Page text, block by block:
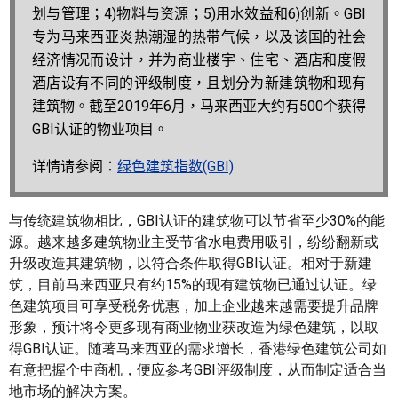
划与管理； 4)物料与资源； 5)用水效益和6)创新。 GBI
专为马来西亚炎热潮湿的热带气候，以及该国的社会
经济情况而设计，并为商业楼宇、住宅、酒店和度假
酒店设有不同的评级制度，且划分为新建筑物和现有
建筑物。截至2019年6月，马来西亚大约有500个获得
GBI认证的物业项目。
详情请参阅： 绿色建筑指数(GBI)
与传统建筑物相比，GBI认证的建筑物可以节省至少30%的能
源。越来越多建筑物业主受节省水电费用吸引，纷纷翻新或
升级改造其建筑物，以符合条件取得GBI认证。相对于新建
筑，目前马来西亚只有约15%的现有建筑物已通过认证。绿
色建筑项目可享受税务优惠，加上企业越来越需要提升品牌
形象，预计将令更多现有商业物业获改造为绿色建筑，以取
得GBI认证。随著马来西亚的需求增长，香港绿色建筑公司如
有意把握个中商机，便应参考GBI评级制度，从而制定适合当
地市场的解决方案。